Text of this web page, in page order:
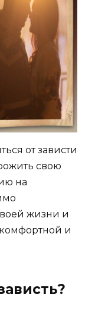
от зависти
свою
на
жизни и
комфортной и